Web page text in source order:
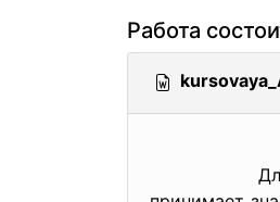
Работа
Для урана,